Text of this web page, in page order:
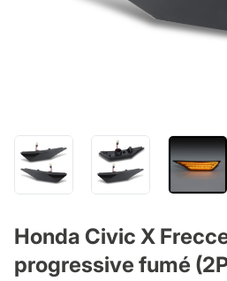
Honda Civic X
progressive fumé